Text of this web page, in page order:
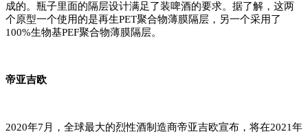
成的。瓶子里面的隔层设计满足了装啤酒的要求。据了解，这两
个原型一个使用的是再生PET聚合物薄膜隔层，另一个采用了
100%生物基PEF聚合物薄膜隔层。
帝亚吉欧
2020年7月，全球最大的烈性酒制造商帝亚吉欧宣布，将在2021年